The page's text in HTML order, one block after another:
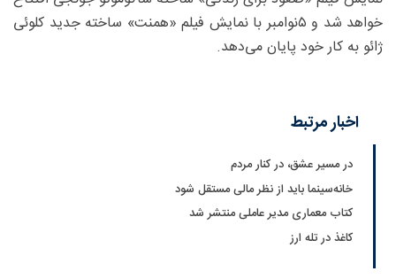
خواهد شد و ۵نوامبر با نمایش فیلم «همنت» ساخته جدید کلوئی
ژائو به کار خود پایان می‌دهد.
اخبار مرتبط
در مسیر عشق، در کنار مردم
خانه‌سینما باید از نظر مالی مستقل شود
کتاب معماری مدیر عاملی منتشر شد
کاغذ در تله ارز